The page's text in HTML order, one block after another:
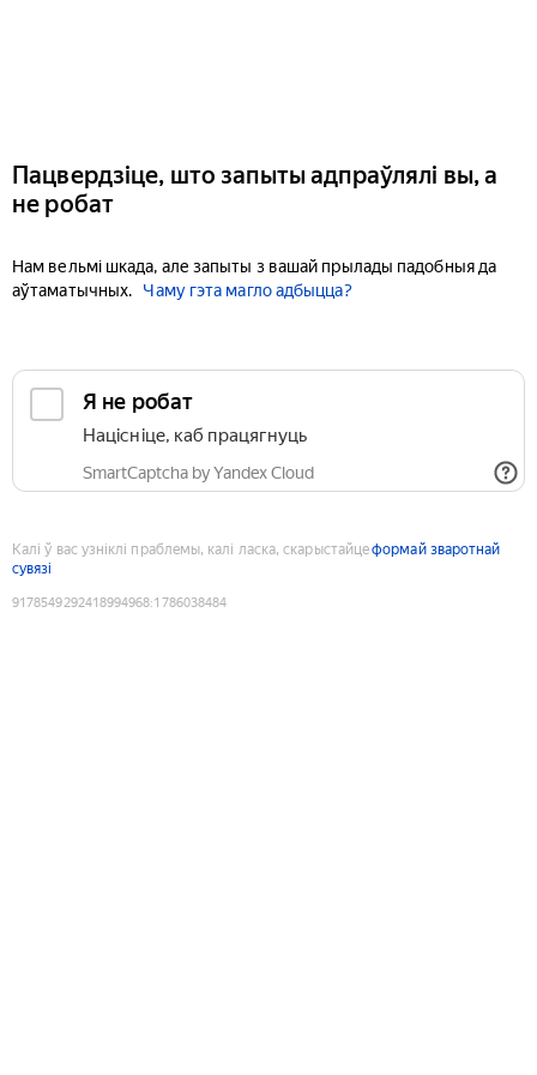
Пацвердзіце, што запыты адпраўлялі вы, а
не робат
Нам вельмі шкада, але запыты з вашай прылады падобныя да
аўтаматычных.
Чаму гэта магло адбыцца?
Я не робат
Націсніце, каб працягнуць
SmartCaptcha by Yandex Cloud
Калі ў вас узніклі праблемы, калі ласка, скарыстайцеформай зваротнай
сувязі
9178549292418994968:1786038484